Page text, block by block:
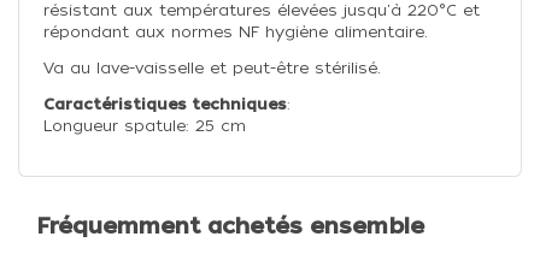
résistant aux températures élevées jusqu'à 220°C et
répondant aux normes NF hygiène alimentaire.
Va au lave-vaisselle et peut-être stérilisé.
Caractéristiques techniques:
Longueur spatule: 25 cm
Fréquemment achetés ensemble